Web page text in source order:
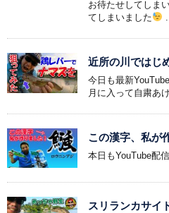
お待たせしてしま
てしまいました
近所の川ではじ
今日も最新
月に入って自粛あ
この漢字、私が
本日もYouTube配
スリランカサイ